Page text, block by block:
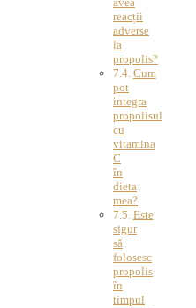
reacții
adverse
la
propolis?
Cum
pot
integra
propolisul
cu
vitamina
C
în
dieta
mea?
Este
sigur
să
folosesc
propolis
în
timpul